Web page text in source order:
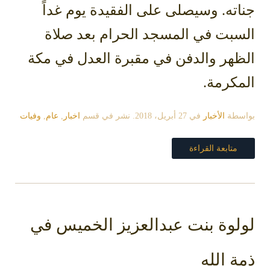
جناته. وسيصلى على الفقيدة يوم غداً
السبت في المسجد الحرام بعد صلاة
الظهر والدفن في مقبرة العدل في مكة
المكرمة.
بواسطة الأخبار في 27 أبريل، 2018 . نشر في قسم اخبار عام وفيات
متابعة القراءة
لولوة بنت عبدالعزيز الخميس في
ذمة الله